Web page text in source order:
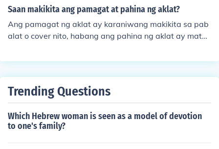
Saan makikita ang pamagat at pahina ng aklat?
Ang pamagat ng aklat ay karaniwang makikita sa pab
alat o cover nito, habang ang pahina ng aklat ay matat
o sa title page. Sa title page, makikita rin ang pangalan
matukoy ang aklat at ang mga nilalaman nito.
Trending Questions
Which Hebrew woman is seen as a model of devotion
to one's family?